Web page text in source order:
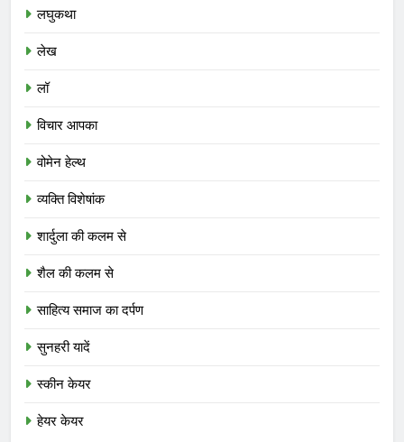
लघुकथा
लेख
लॉ
विचार आपका
वोमेन हेल्थ
व्यक्ति विशेषांक
शार्दुला की कलम से
शैल की कलम से
साहित्य समाज का दर्पण
सुनहरी यादें
स्कीन केयर
हेयर केयर